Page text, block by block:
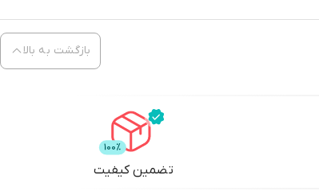
بازگشت به بالا
تضمین کیفیت